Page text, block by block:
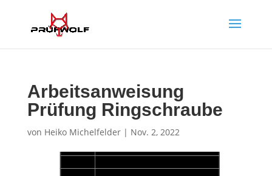
Arbeitsanweisung
Prüfung Ringschraube
von Heiko Michelfelder| Nov. 2, 2022